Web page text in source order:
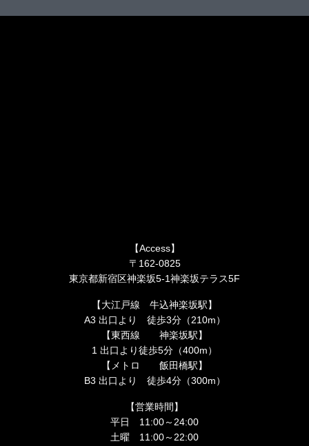
【Access】
〒162-0825
東京都新宿区神楽坂5-1神楽坂テラス5F
【大江戸線 牛込神楽坂駅】
A3 出口より 徒歩3分（210m）
【東西線 神楽坂駅】
1 出口より徒歩5分（400m）
【メトロ 飯田橋駅】
B3 出口より 徒歩4分（300m）
【営業時間】
平日 11:00～24:00
土曜 11:00～22:00